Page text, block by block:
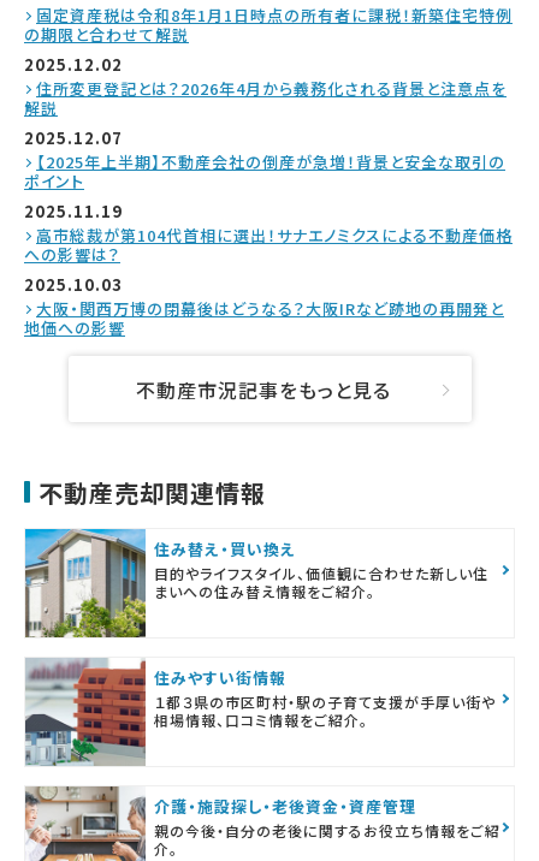
固定資産税は令和8年1月1日時点の所有者に課税！新築住宅特例
の期限と合わせて解説
2025.12.02
住所変更登記とは？2026年4月から義務化される背景と注意点を
解説
2025.12.07
【2025年上半期】不動産会社の倒産が急増！背景と安全な取引の
ポイント
2025.11.19
高市総裁が第104代首相に選出！サナエノミクスによる不動産価格
への影響は？
2025.10.03
大阪・関西万博の閉幕後はどうなる？大阪IRなど跡地の再開発と
地価への影響
不動産市況記事をもっと見る
不動産売却関連情報
住み替え・買い換え
目的やライフスタイル、価値観に合わせた新しい住
まいへの住み替え情報をご紹介。
住みやすい街情報
１都３県の市区町村・駅の子育て支援が手厚い街や
相場情報、口コミ情報をご紹介。
介護・施設探し・老後資金・資産管理
親の今後・自分の老後に関するお役立ち情報をご紹
介。